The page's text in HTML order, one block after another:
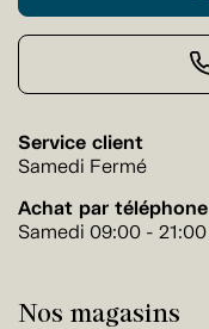
Service client
Samedi Fermé
Achat par téléphone
Samedi 09:00 - 21:00
Nos magasins